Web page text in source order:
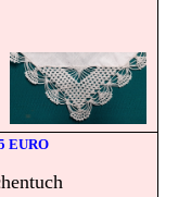
EURO